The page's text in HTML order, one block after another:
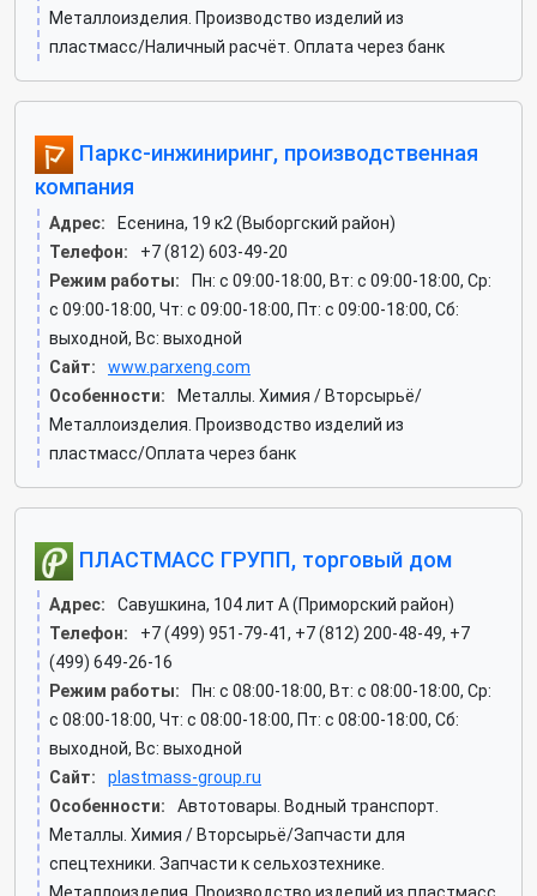
Металлоизделия. Производство изделий из
пластмасс/Наличный расчёт. Оплата через банк
Паркс-инжиниринг, производственная
компания
Адрес:
Есенина, 19 к2 (Выборгский район)
Телефон:
+7 (812) 603-49-20
Режим работы:
Пн: c 09:00-18:00, Вт: c 09:00-18:00, Ср:
c 09:00-18:00, Чт: c 09:00-18:00, Пт: c 09:00-18:00, Сб:
выходной, Вс: выходной
Сайт:
www.parxeng.com
Особенности:
Металлы. Химия / Вторсырьё/
Металлоизделия. Производство изделий из
пластмасс/Оплата через банк
ПЛАСТМАСС ГРУПП, торговый дом
Адрес:
Савушкина, 104 лит А (Приморский район)
Телефон:
+7 (499) 951-79-41, +7 (812) 200-48-49, +7
(499) 649-26-16
Режим работы:
Пн: c 08:00-18:00, Вт: c 08:00-18:00, Ср:
c 08:00-18:00, Чт: c 08:00-18:00, Пт: c 08:00-18:00, Сб:
выходной, Вс: выходной
Сайт:
plastmass-group.ru
Особенности:
Автотовары. Водный транспорт.
Металлы. Химия / Вторсырьё/Запчасти для
спецтехники. Запчасти к сельхозтехнике.